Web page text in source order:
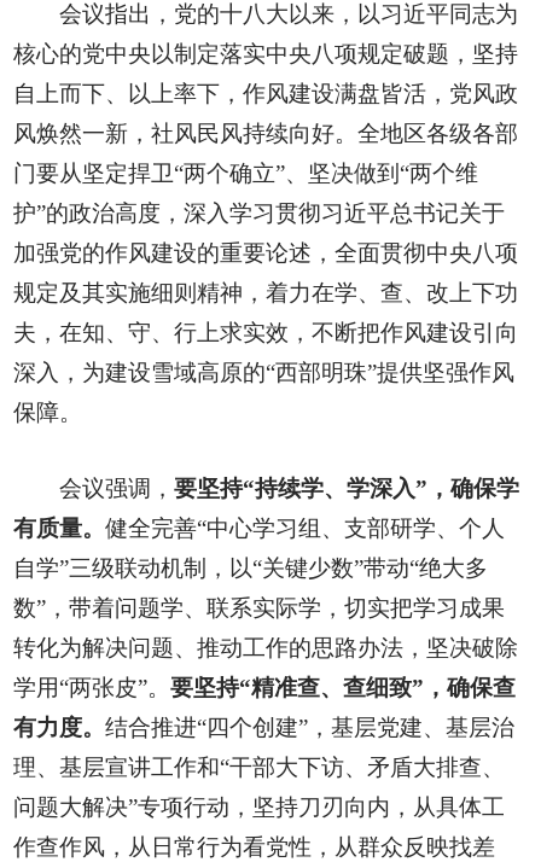
会议指出，党的十八大以来，以习近平同志为
核心的党中央以制定落实中央八项规定破题，坚持
自上而下、以上率下，作风建设满盘皆活，党风政
风焕然一新，社风民风持续向好。全地区各级各部
门要从坚定捍卫“两个确立”、坚决做到“两个维
护”的政治高度，深入学习贯彻习近平总书记关于
加强党的作风建设的重要论述，全面贯彻中央八项
规定及其实施细则精神，着力在学、查、改上下功
夫，在知、守、行上求实效，不断把作风建设引向
深入，为建设雪域高原的“西部明珠”提供坚强作风
保障。
会议强调， 要坚持“持续学、学深入”，确保学
有质量。健全完善“中心学习组、支部研学、个人
自学”三级联动机制，以“关键少数”带动“绝大多
数”，带着问题学、联系实际学，切实把学习成果
转化为解决问题、推动工作的思路办法，坚决破除
学用“两张皮”。要坚持“精准查、查细致”，确保查
有力度。结合推进“四个创建”，基层党建、基层治
理、基层宣讲工作和“干部大下访、矛盾大排查、
问题大解决”专项行动，坚持刀刃向内，从具体工
作查作风，从日常行为看党性，从群众反映找差